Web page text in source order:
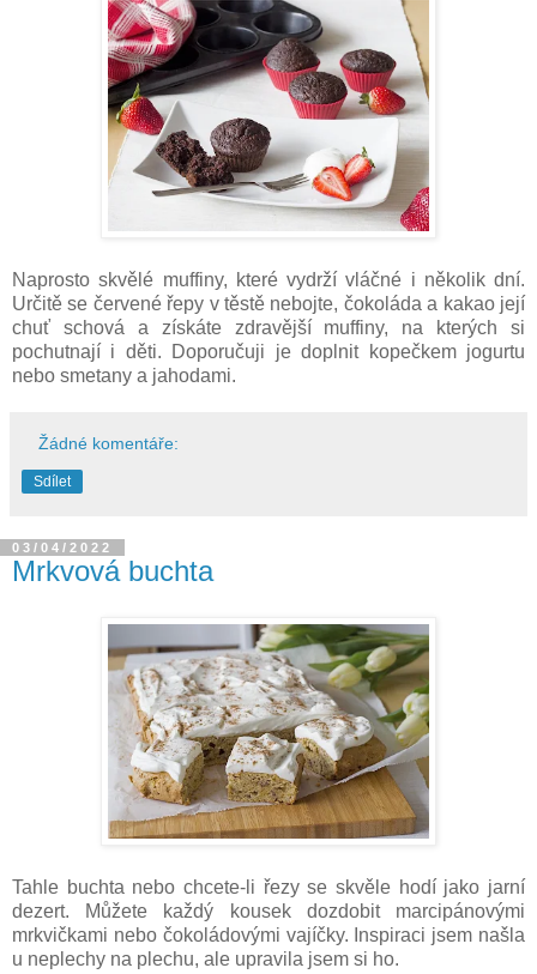
Naprosto skvělé muffiny, které vydrží vláčné i několik dní.
Určitě se červené řepy v těstě nebojte, čokoláda a kakao její
chuť schová a získáte zdravější muffiny, na kterých si
pochutnají i děti. Doporučuji je doplnit kopečkem jogurtu
nebo smetany a jahodami.
Žádné komentáře:
Sdílet
03/04/2022
Mrkvová buchta
Tahle buchta nebo chcete-li řezy se skvěle hodí jako jarní
dezert. Můžete každý kousek dozdobit marcipánovými
mrkvičkami nebo čokoládovými vajíčky. Inspiraci jsem našla
u neplechy na plechu, ale upravila jsem si ho.